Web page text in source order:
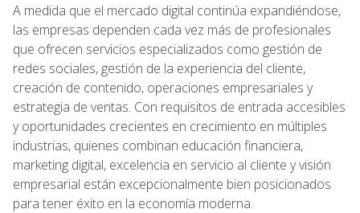
A medida que el mercado digital continúa expandiéndose,
las empresas dependen cada vez más de profesionales
que ofrecen servicios especializados como gestión de
redes sociales, gestión de la experiencia del cliente,
creación de contenido, operaciones empresariales y
estrategia de ventas. Con requisitos de entrada accesibles
y oportunidades crecientes en crecimiento en múltiples
industrias, quienes combinan educación financiera,
marketing digital, excelencia en servicio al cliente y visión
empresarial están excepcionalmente bien posicionados
para tener éxito en la economía moderna.